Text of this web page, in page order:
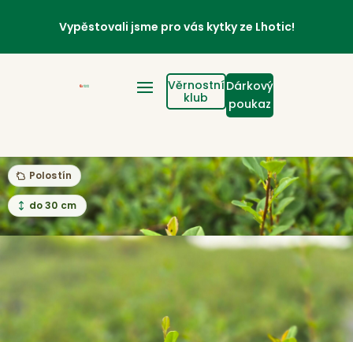
Vypěstovali jsme pro vás kytky ze Lhotic!
Věrnostní
klub
Dárkový
poukaz